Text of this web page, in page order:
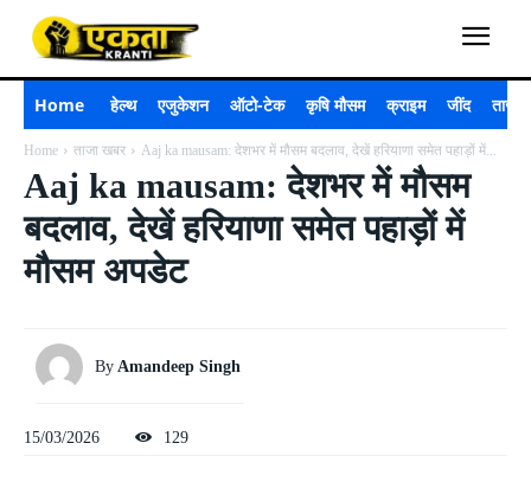
Home हेल्थ एजुकेशन ऑटो-टेक कृषि मौसम क्राइम जींद ताजा
Home ताजा खबर Aaj ka mausam: देशभर में मौसम बदलाव, देखें हरियाणा समेत पहाड़ों में...
Aaj ka mausam: देशभर में मौसम
बदलाव, देखें हरियाणा समेत पहाड़ों में
मौसम अपडेट
By Amandeep Singh
15/03/2026 129